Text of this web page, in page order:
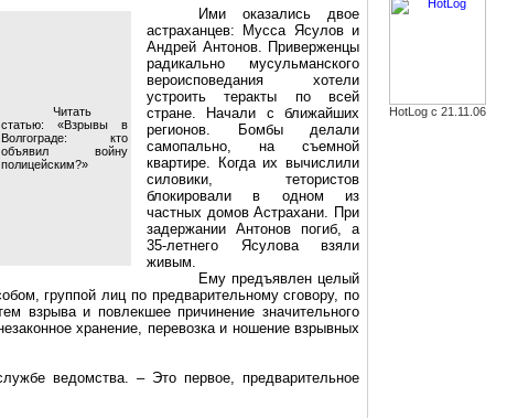
Читать
статью: «Взрывы в
Волгограде: кто
объявил войну
полицейским?»
Ими оказались двое
астраханцев: Мусса Ясулови
Андрей Антонов. Приверженцы
радикально мусульманского
вероисповедания хотели
устроить теракты по всей
стране. Начали с ближайших
регионов. Бомбы делали
самопально, на съемной
квартире. Когда их вычислили
силовики, тетористов
блокировали в одном из
частных домов Астрахани. При
задержании Антонов погиб, а
35-летнего Ясуловавзяли
живым.
Ему предъявлен целый
группой лиц по предварительному сговору, по
взрыва и повлекшее причинение значительного
хранение, перевозка и ношение взрывных
ведомства. – Это первое, предварительное
HotLog с 21.11.06